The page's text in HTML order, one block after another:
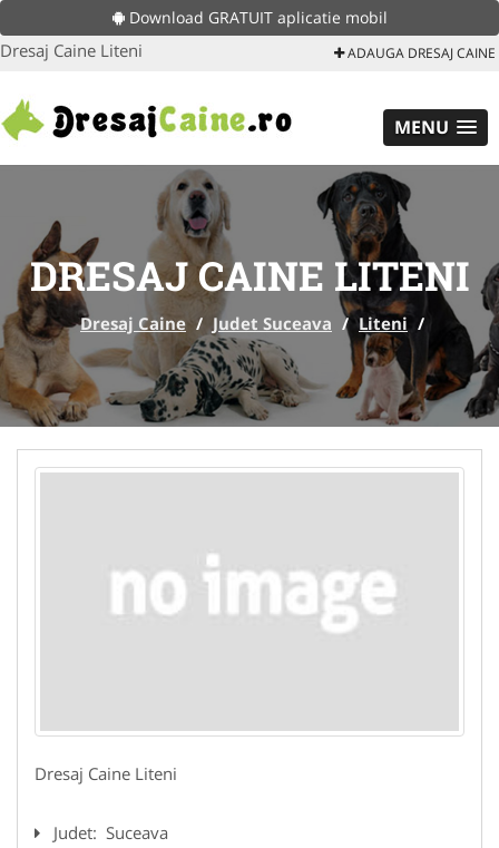
Download GRATUIT aplicatie mobil
Dresaj Caine Liteni ADAUGA DRESAJ CAINE
MENU
DRESAJ CAINE LITENI
Dresaj Caine / Judet Suceava / Liteni /
Dresaj Caine Liteni
Judet: Suceava